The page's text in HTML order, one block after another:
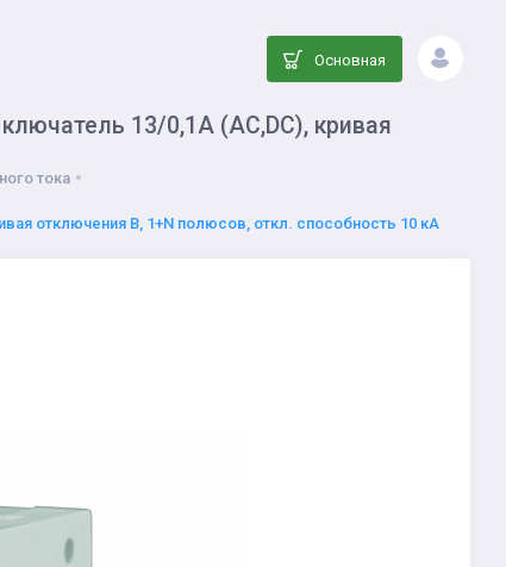
Основная
13/0,1А (AC,DC), кривая
тока
отключения В, 1+N полюсов, откл. способность 10 кА